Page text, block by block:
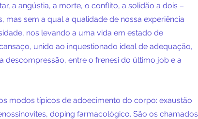
a angústia, a morte, o conflito, a solidão a dois –
mas sem a qual a qualidade de nossa experiência
nos levando a uma vida em estado de
unido ao inquestionado ideal de adequação,
descompressão, entre o frenesi do último job e a
modos típicos de adoecimento do corpo: exaustão
doping farmacológico. São os chamados